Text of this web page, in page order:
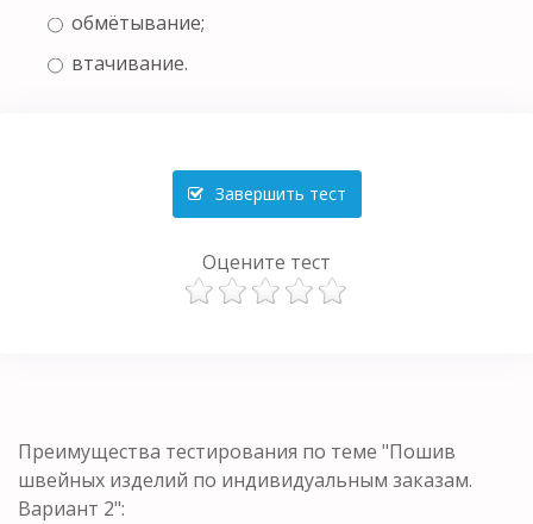
обмётывание;
втачивание.
Завершить тест
Оцените тест
Преимущества тестирования по теме "Пошив
швейных изделий по индивидуальным заказам.
Вариант 2":